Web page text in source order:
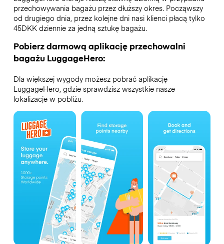
przechowywania bagażu przez dłuższy okres. Począwszy
od drugiego dnia, przez kolejne dni nasi klienci płacą tylko
45DKK dziennie za jedną sztukę bagażu.
Pobierz darmową aplikację przechowalni
bagażu LuggageHero:
Dla większej wygody możesz pobrać aplikację
LuggageHero, gdzie sprawdzisz wszystkie nasze
lokalizacje w pobliżu.